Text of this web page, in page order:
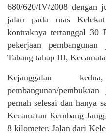
680/620/IV/2008 dengan
jalan pada ruas
kontraknya tertanggal 30
pekerjaan
Tabang tahap III,
Kejanggalan
pembangunan/
pernah selesai dan hanya
Kecamatan Kembang
8 kilometer. Jalan dari